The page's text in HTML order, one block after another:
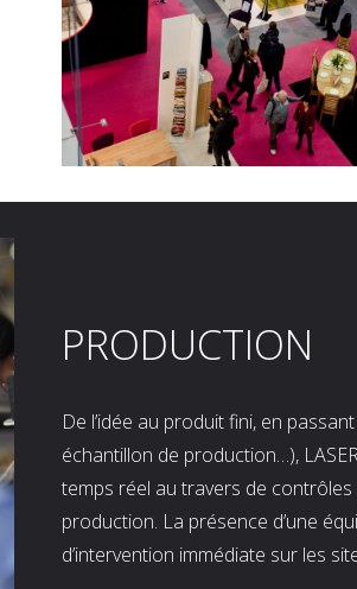
PRODUCTION
De l’idée au produit fini, en
échantillon de production…),
temps réel au travers de
production. La présence d’une
d’intervention immédiate sur les